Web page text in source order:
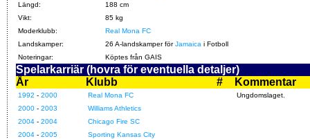
Längd:
188 cm
Vikt:
85 kg
Moderklubb:
Real Mona FC
Landskamper:
26 A-landskamper förJamaica i Fotboll
Noteringar:
Köptes från GAIS
Spelarkarriär (hovra för eventuella detaljer)
År
Klubb # Kommentar
1992 - 2000 Real Mona FC
Ungdomslaget.
2000 - 2003
Williams Athletics
2004 - 2004
Chicago Fire SC
2004 - 2005
Sporting Kansas City